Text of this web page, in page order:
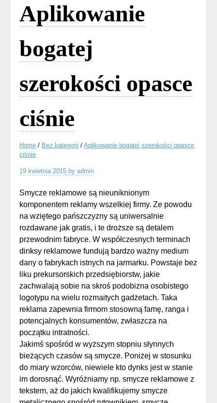
Aplikowanie
bogatej
szerokości opasce
ciśnie
Home / Bez kategorii /Aplikowanie bogatej szerokości opasce
ciśnie
19 kwietnia 2015 byadmin
Smycze reklamowe są nieuniknionym
komponentem reklamy wszelkiej firmy. Ze powodu
na wziętego pańszczyzny są uniwersalnie
rozdawane jak gratis, i te droższe są detalem
przewodnim fabryce. W współczesnych terminach
dinksy reklamowe fundują bardzo ważny medium
dany o fabrykach istnych na jarmarku. Powstaje bez
liku prekursorskich przedsiębiorstw, jakie
zachwalają sobie na skroś podobizna osobistego
logotypu na wielu rozmaitych gadżetach. Taka
reklama zapewnia firmom stosowną famę, ranga i
potencjalnych konsumentów, zwłaszcza na
początku intratności.
Jakimś spośród w wyższym stopniu słynnych
bieżących czasów są smycze. Poniżej w stosunku
do miary wzorców, niewiele kto dynks jest w stanie
im dorosnąć. Wyróżniamy np. smycze reklamowe z
tekstem, aż do jakich kwalifikujemy smycze